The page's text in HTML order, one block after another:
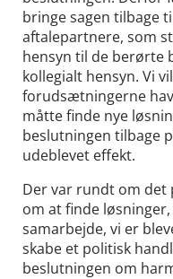
bringe sagen tilbage
aftalepartnere, som
hensyn til de berørte
kollegialt hensyn. Vi
forudsætningerne
måtte finde nye
beslutningen tilbage
udeblevet effekt.
Der var rundt om det
om at finde
samarbejde, vi er
skabe et politisk
beslutningen om